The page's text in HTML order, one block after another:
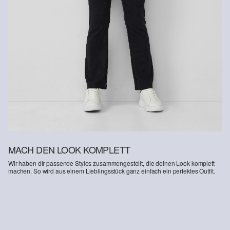
MACH DEN LOOK KOMPLETT
Wir haben dir passende Styles zusammengestellt, die deinen Look komplett
machen. So wird aus einem Lieblingsstück ganz einfach ein perfektes Outfit.